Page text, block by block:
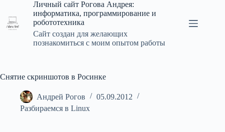
сути
Личный сайт Рогова Андрея:
информатика, программирование и
робототехника
Сайт создан для желающих
познакомиться с моим опытом работы
Снятие скриншотов в Росинке
Андрей Рогов
05.09.2012
Разбираемся в Linux